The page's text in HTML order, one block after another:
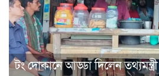
টং দোকানে আড্ডা দিলেন তথ্যমন্ত্রী